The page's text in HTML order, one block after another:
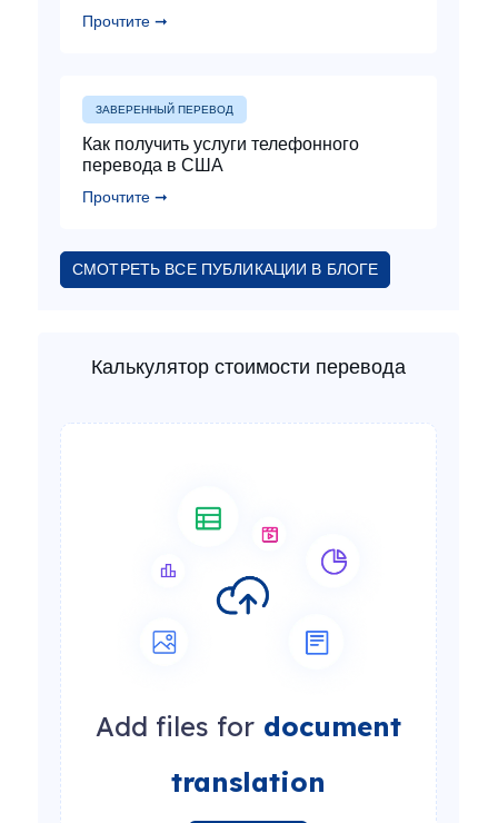
Прочтите ➞
ЗАВЕРЕННЫЙ ПЕРЕВОД
Как получить услуги телефонного
перевода в США
Прочтите ➞
СМОТРЕТЬ ВСЕ ПУБЛИКАЦИИ В БЛОГЕ
Калькулятор стоимости перевода
Add files for document
translation